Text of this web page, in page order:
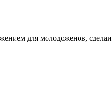
для молодоженов,